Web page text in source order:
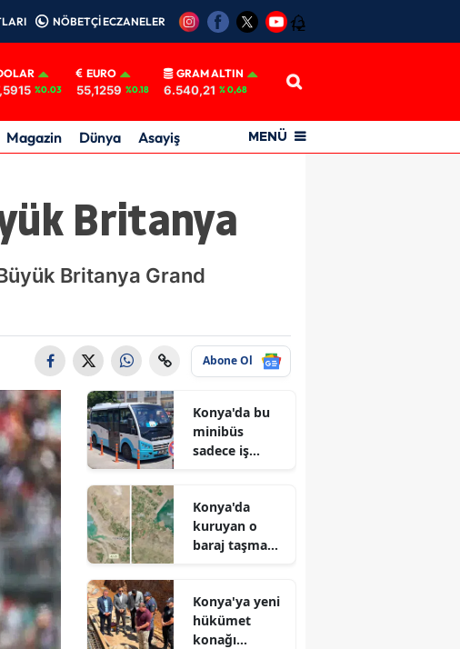
NÖBETÇİ ECZANELER 12
%0.03
EURO
55,1259 %0.18
GRAM ALTIN
6.540,21 % 0,68
Magazin Dünya Asayiş MENÜ
Britanya
Britanya Grand
Abone Ol
Konya'da bu
minibüs
sadece iş
Konya'da
kuruyan o
baraj taşma
Konya'ya yeni
hükümet
konağı